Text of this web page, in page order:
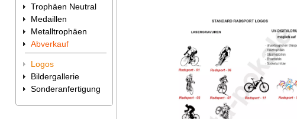
Trophäen Neutral
Medaillen
Metalltrophäen
Abverkauf
Logos
Bildergallerie
Sonderanfertigung